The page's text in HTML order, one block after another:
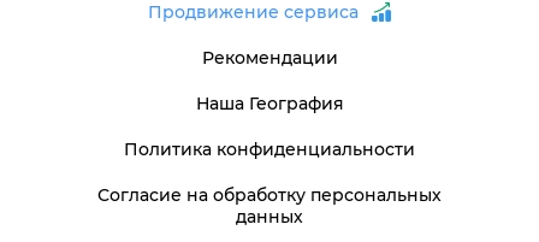
Продвижение сервиса
Рекомендации
Наша География
Политика конфиденциальности
Согласие на обработку персональных
данных